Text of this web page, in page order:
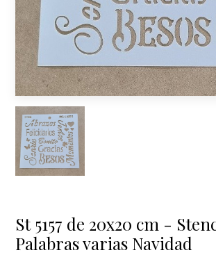
St 5157 de 20x20 cm -
Palabras varias Navidad